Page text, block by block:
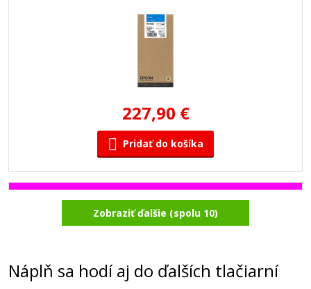
227,90 €
Pridať do košíka
Originálna náplň EPSON T5963 (Naživo
purpurová)
Zobraziť ďalšie (spolu 10)
Náplň sa hodí aj do ďalších tlačiarní